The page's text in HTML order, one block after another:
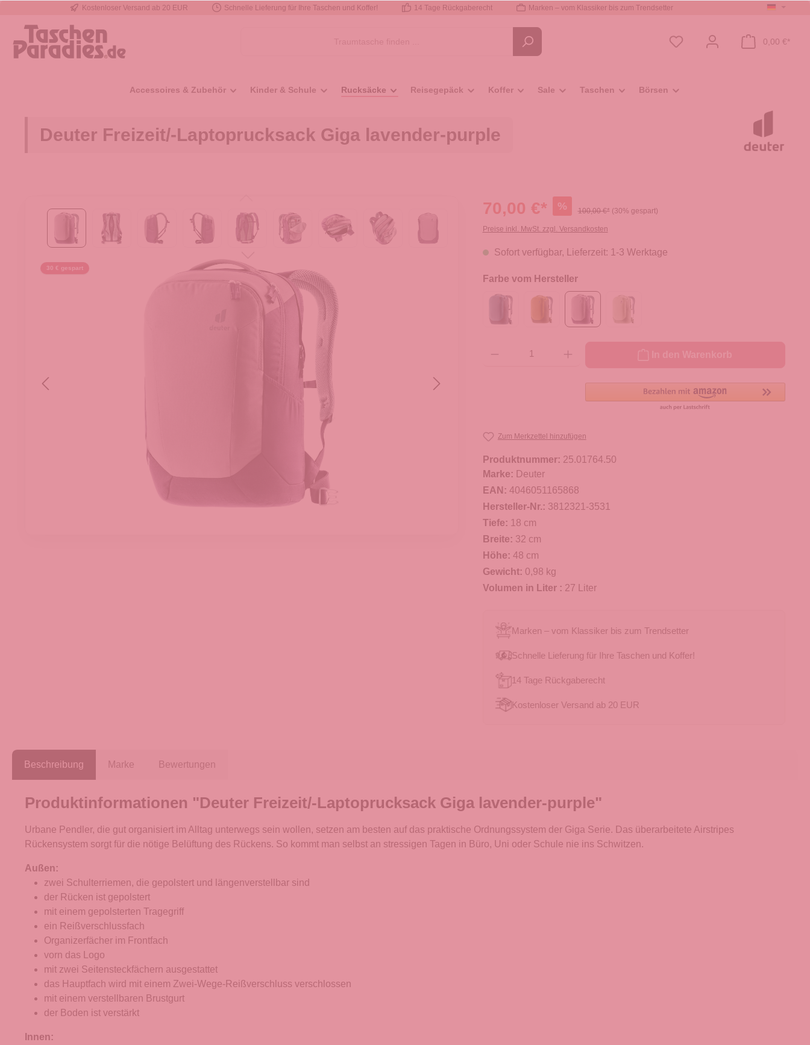
Zur Hauptnavigation springen
Kostenloser Versand ab 20 EUR Schnelle Lieferung für Ihre Taschen und Koffer! 14 Tage Rückgaberecht Marken – vom Klassiker bis zum Trendsetter
0,00 €*
Accessoires & Zubehör Kinder & Schule Rucksäcke Reisegepäck Koffer Sale Taschen Börsen
Deuter Freizeit/-Laptoprucksack Giga lavender-purple
30 € gespart
70,00 €* % 100,00 €* (30% gespart)
Preise inkl. MwSt. zzgl. Versandkosten
Sofort verfügbar, Lieferzeit: 1-3 Werktage
Farbe vom Hersteller
Zum Merkzettel hinzufügen
Produktnummer: 25.01764.50
Marke: Deuter
EAN: 4046051165868
Hersteller-Nr.: 3812321-3531
Tiefe: 18 cm
Breite: 32 cm
Höhe: 48 cm
Gewicht: 0,98 kg
Volumen in Liter : 27 Liter
Marken – vom Klassiker bis zum Trendsetter
Schnelle Lieferung für Ihre Taschen und Koffer!
14 Tage Rückgaberecht
Kostenloser Versand ab 20 EUR
Beschreibung Marke Bewertungen
Produktinformationen "Deuter Freizeit/-Laptoprucksack Giga lavender-purple"
Urbane Pendler, die gut organisiert im Alltag unterwegs sein wollen, setzen am besten auf das praktische Ordnungssystem der Giga Serie. Das überarbeitete Airstripes
Rückensystem sorgt für die nötige Belüftung des Rückens. So kommt man selbst an stressigen Tagen in Büro, Uni oder Schule nie ins Schwitzen.
Außen:
zwei Schulterriemen, die gepolstert und längenverstellbar sind
der Rücken ist gepolstert
mit einem gepolsterten Tragegriff
ein Reißverschlussfach
Organizerfächer im Frontfach
vorn das Logo
mit zwei Seitensteckfächern ausgestattet
das Hauptfach wird mit einem Zwei-Wege-Reißverschluss verschlossen
mit einem verstellbaren Brustgurt
der Boden ist verstärkt
Innen: